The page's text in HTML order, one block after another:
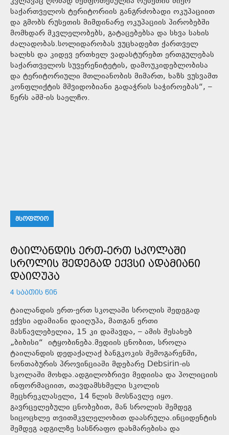
საქართველოს ტერიტორიის განგრძობადი ოკუპაციით
და გმობს რუსეთის მიმდინარე ოკუპაციის პირობებში
მომხდარ მკვლელობებს, გატაცებებსა და სხვა სახის
ძალადობას.სოლიდარობას ვუცხადებთ ქართველ
ხალხს და კიდევ ერთხელ ვადასტურებთ ერთგულებას
საქართველოს სუვერენიტეტის, დამოუკიდებლობისა
და ტერიტორიული მთლიანობის მიმართ, ხაზს ვუსვამთ
კონფლიქტის მშვიდობიანი გადაჭრის საჭიროებას“, –
წერს აშშ-ის საელჩო.
ᲛᲡᲝᲤᲚᲘᲝ
ᲢᲐᲘᲚᲐᲜᲓᲘᲡ ᲔᲠᲗ-ᲔᲠᲗ ᲡᲙᲝᲚᲐᲨᲘ
ᲡᲠᲝᲚᲘᲡ ᲨᲔᲓᲔᲒᲐᲓ ᲔᲥᲕᲡᲘ ᲐᲓᲐᲛᲘᲐᲜᲘ
ᲓᲐᲘᲦᲣᲞᲐ
4 ᲡᲐᲐᲗᲘᲡ ᲬᲘᲜ
ტაილანდის ერთ-ერთ სკოლაში სროლის შედეგად
ექვსი ადამიანი დაიღუპა, მათგან ერთი
მასწავლებელია, 15 კი დაშავდა, – ამის შესახებ
„ბიბისი“ იტყობინება.მედიის ცნობით, სროლა
ტაილანდის დედაქალაქ ბანგკოკის შემოგარენში,
ნონთაბურის პროვინციაში მდებარე Debsirin-ის
სკოლაში მოხდა.ადგილობრივი მედიისა და პოლიციის
ინფორმაციით, თავდამსხმელი სკოლის
მეცხრეკლასელი, 14 წლის მოსწავლე იყო.
გავრცელებული ცნობებით, მან სროლის შემდეგ
სიცოცხლე თვითმკვლელობით დაასრულა.ინციდენტის
შემდეგ ადგილზე სასწრაფო დახმარებისა და